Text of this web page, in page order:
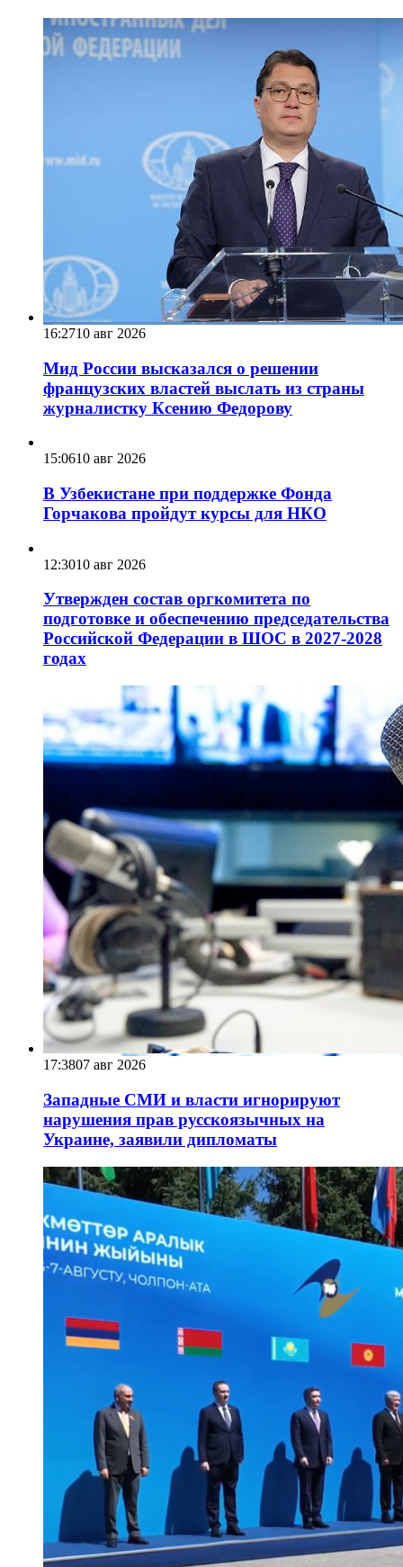
16:2710 авг 2026
Мид России высказался о решении
французских властей выслать из страны
журналистку Ксению Федорову
15:0610 авг 2026
В Узбекистане при поддержке Фонда
Горчакова пройдут курсы для НКО
12:3010 авг 2026
Утвержден состав оргкомитета по
подготовке и обеспечению председательства
Российской Федерации в ШОС в 2027-2028
годах
17:3807 авг 2026
Западные СМИ и власти игнорируют
нарушения прав русскоязычных на
Украине, заявили дипломаты